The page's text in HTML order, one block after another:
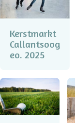
Kerstmarkt
Callantsoog
eo. 2025